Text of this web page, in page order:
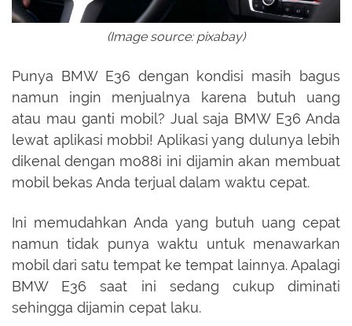
(Image source: pixabay)
Punya BMW E36 dengan kondisi masih bagus
namun ingin menjualnya karena butuh uang
atau mau ganti mobil? Jual saja BMW E36 Anda
lewat aplikasi mobbi! Aplikasi yang dulunya lebih
dikenal dengan mo88i ini dijamin akan membuat
mobil bekas Anda terjual dalam waktu cepat.
Ini memudahkan Anda yang butuh uang cepat
namun tidak punya waktu untuk menawarkan
mobil dari satu tempat ke tempat lainnya. Apalagi
BMW E36 saat ini sedang cukup diminati
sehingga dijamin cepat laku.